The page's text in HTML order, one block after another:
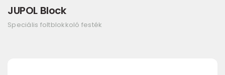
JUPOL Block
Speciális foltblokkoló festék